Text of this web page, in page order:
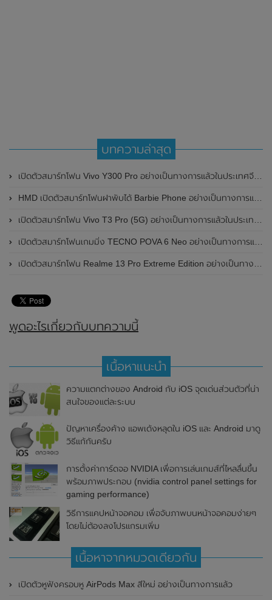
บทความล่าสุด
เปิดตัวสมาร์ทโฟน Vivo Y300 Pro อย่างเป็นทางการแล้วในประเทศจีน มาพร้อมดีไซน์พรีเมี่ยม ทนทาน และแบตเตอรี่สุดอึดขนาดใหญ่ 6,500mAh พร้อมรองรับการชาร์จไว 80W
HMD เปิดตัวสมาร์ทโฟนฝาพับได้ Barbie Phone อย่างเป็นทางการแล้ว มาพร้อมธีมสีชมพูสดใส
เปิดตัวสมาร์ทโฟน Vivo T3 Pro (5G) อย่างเป็นทางการแล้วในประเทศอินเดีย
เปิดตัวสมาร์ทโฟนเกมมิ่ง TECNO POVA 6 Neo อย่างเป็นทางการแล้วในประเทศไทย ในราคา 8,499 บาท
เปิดตัวสมาร์ทโฟน Realme 13 Pro Extreme Edition อย่างเป็นทางการแล้วในประเทศจีน
พูดอะไรเกี่ยวกับบทความนี้
เนื้อหาแนะนำ
ความแตกต่างของ Android กับ iOS จุดเด่นส่วนตัวที่น่า
สนใจของแต่ละระบบ
ปัญหาเครื่องค้าง แอพเด้งหลุดใน iOS และ Android มาดู
วิธีแก้กันครับ
การตั้งค่าการ์ดจอ NVIDIA เพื่อการเล่นเกมส์ที่ไหลลื่นขึ้น
พร้อมภาพประกอบ (nvidia control panel settings for
gaming performance)
วิธีการแคปหน้าจอคอม เพื่อจับภาพบนหน้าจอคอมง่ายๆ
โดยไม่ต้องลงโปรแกรมเพิ่ม
เนื้อหาจากหมวดเดียวกัน
เปิดตัวหูฟังครอบหู AirPods Max สีใหม่ อย่างเป็นทางการแล้ว